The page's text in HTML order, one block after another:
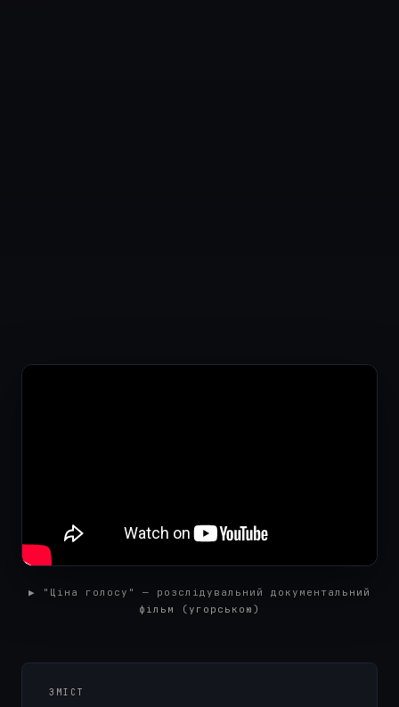
▶ "Ціна голосу" — розслідувальний документальний
фільм (угорською)
ЗМІСТ